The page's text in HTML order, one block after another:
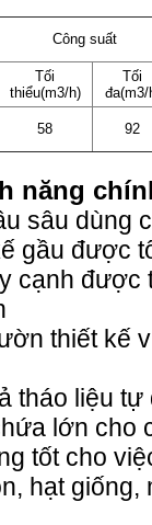
Công suất
Tối
thiểu(m3/h)
Tối
đa(m3/
58 92
năng
sâu dùng
gầu được
cạnh được
thiết kế
tháo liệu
lớn cho
tốt cho
hạt giống,